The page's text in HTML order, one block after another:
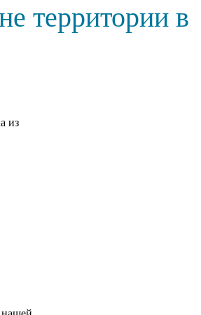
территории в
из